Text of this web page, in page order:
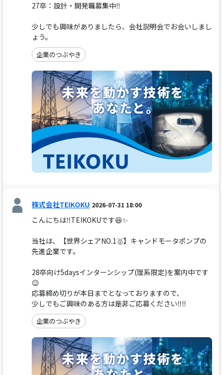
27卒：設計・開発職募集中‼️
少しでも興味がありましたら、会社説明会でお会いしまし
ょう。
企業のつぶやき
株式会社TEIKOKU 2026-07-31 18:00
こんにちは‼️TEIKOKUです😆✨
当社は、【世界シェアNO.1🥇】キャンドモータポンプの
先進企業です。
28卒向け5daysインターンシップ(理系限定)を案内中です
😉
応募締め切りが本日までとなっておりますので、
少しでもご興味のある方は是非ご応募ください‼️‼️
企業のつぶやき